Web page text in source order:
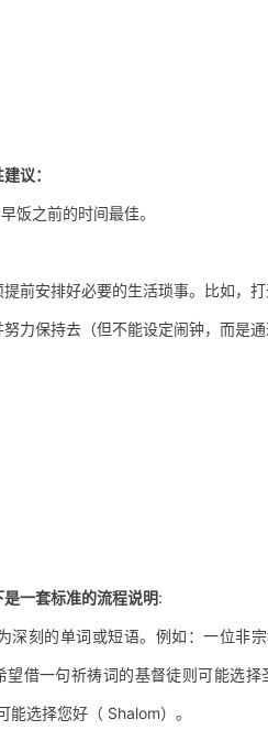
议：
饭之前的时间最佳。
前安排好必要的生活琐事。比如，
力保持去（但不能设定闹钟，而是
一套标准的流程说明:
深刻的单词或短语。例如：一位非
借一句祈祷词的基督徒则可能选
选择您好（ Shalom）。